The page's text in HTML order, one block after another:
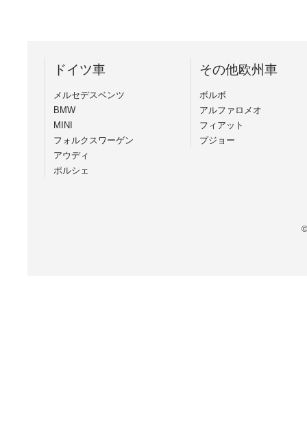
ドイツ車
メルセデスベンツ
BMW
MINI
フォルクスワーゲン
アウディ
ポルシェ
その他欧州車
ボルボ
アルファロメオ
フィアット
プジョー